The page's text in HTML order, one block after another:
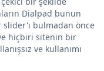
Dialpad bunun
bulmadan önce
hiçbiri sitenin bir
ve kullanımı